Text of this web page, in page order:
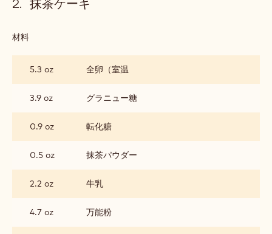
抹茶ケーキ
材料
ケ
ー
キ
5.3 oz 全卵（室温
3.9 oz グラニュー糖
0.9 oz 転化糖
0.5 oz 抹茶パウダー
2.2 oz 牛乳
4.7 oz 万能粉